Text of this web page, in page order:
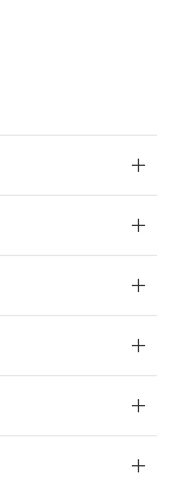
すること
人情報
法人を
明書
証明す
明する
間は出
ら備考
を完了
い限
ンセル